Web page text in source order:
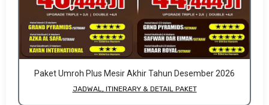
Paket Umroh Plus Mesir Akhir Tahun Desember 2026
JADWAL, ITINERARY & DETAIL PAKET